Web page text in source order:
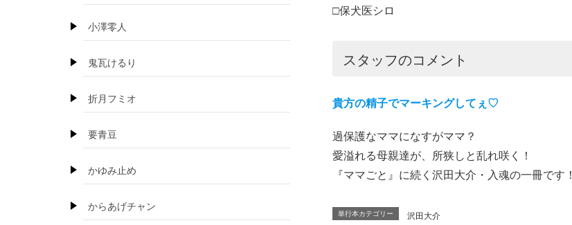
□保犬医シロ
スタッフのコメント
貴方の精子でマーキングしてぇ♡
過保護なママになすがママ？
愛溢れる母親達が、所狭しと乱れ咲く！
『ママごと』に続く沢田大介・入魂の一冊です！
単行本カテゴリー 沢田大介
小澤零人
鬼瓦けるり
折月フミオ
要青豆
かゆみ止め
からあげチャン